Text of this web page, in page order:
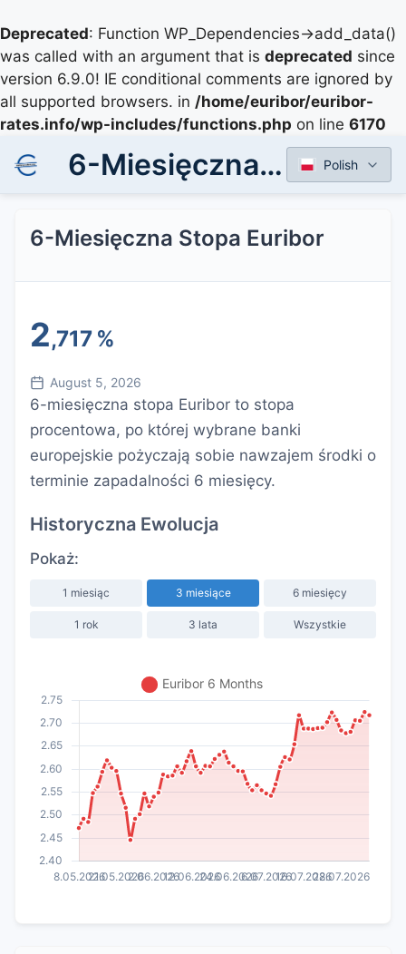
Deprecated: Function WP_Dependencies->add_data()
was called with an argument that is deprecated since
version 6.9.0! IE conditional comments are ignored by
all supported browsers. in /home/euribor/euribor-
rates.info/wp-includes/functions.php on line 6170
6-Miesięczna Stopa Euribor Polish
6-Miesięczna Stopa Euribor
2,717 %
August 5, 2026
6-miesięczna stopa Euribor to stopa
procentowa, po której wybrane banki
europejskie pożyczają sobie nawzajem środki o
terminie zapadalności 6 miesięcy.
Historyczna Ewolucja
Pokaż:
1 miesiąc 3 miesiące 6 miesięcy
1 rok 3 lata Wszystkie